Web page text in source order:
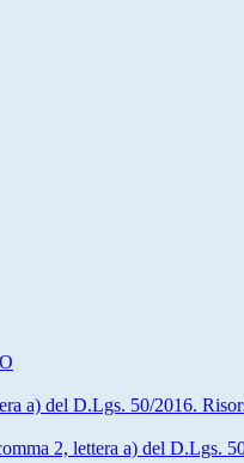
a) del D.Lgs. 50/2016.
2, lettera a) del D.Lgs.